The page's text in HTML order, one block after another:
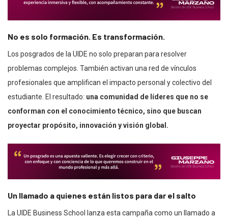
No es solo formación. Es transformación.
Los posgrados de la UIDE no solo preparan para resolver
problemas complejos. También activan una red de vínculos
profesionales que amplifican el impacto personal y colectivo del
estudiante. El resultado: una comunidad de líderes que no se
conforman con el conocimiento técnico, sino que buscan
proyectar propósito, innovación y visión global.
Un llamado a quienes están listos para dar el salto
La UIDE Business School lanza esta campaña como un llamado a